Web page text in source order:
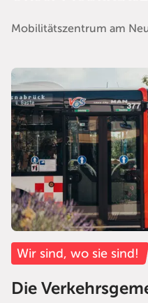
Mobilitätszentrum am
Wir sind, wo sie sind!
Die